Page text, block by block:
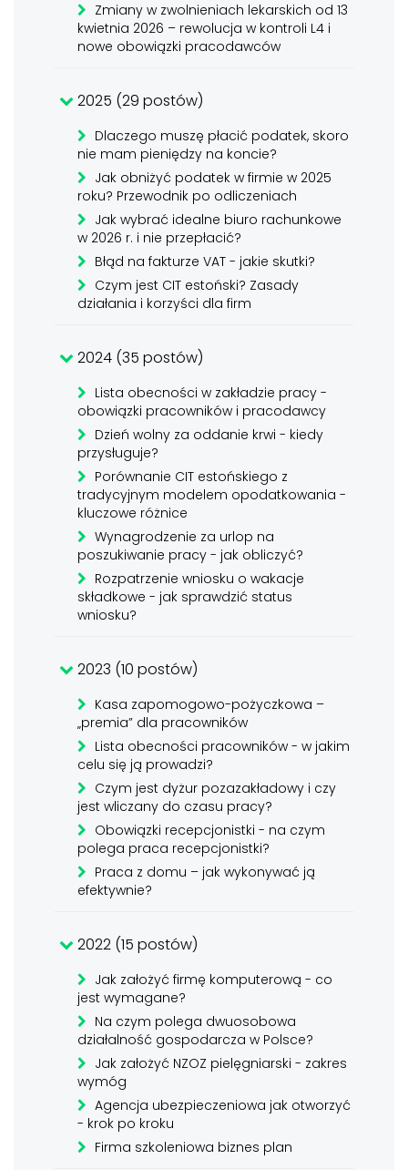
Zmiany w zwolnieniach lekarskich od 13
kwietnia 2026 – rewolucja w kontroli L4 i
nowe obowiązki pracodawców
2025 (29 postów)
Dlaczego muszę płacić podatek, skoro
nie mam pieniędzy na koncie?
Jak obniżyć podatek w firmie w 2025
roku? Przewodnik po odliczeniach
Jak wybrać idealne biuro rachunkowe
w 2026 r. i nie przepłacić?
Błąd na fakturze VAT - jakie skutki?
Czym jest CIT estoński? Zasady
działania i korzyści dla firm
2024 (35 postów)
Lista obecności w zakładzie pracy -
obowiązki pracowników i pracodawcy
Dzień wolny za oddanie krwi - kiedy
przysługuje?
Porównanie CIT estońskiego z
tradycyjnym modelem opodatkowania -
kluczowe różnice
Wynagrodzenie za urlop na
poszukiwanie pracy - jak obliczyć?
Rozpatrzenie wniosku o wakacje
składkowe - jak sprawdzić status
wniosku?
2023 (10 postów)
Kasa zapomogowo-pożyczkowa –
„premia” dla pracowników
Lista obecności pracowników - w jakim
celu się ją prowadzi?
Czym jest dyżur pozazakładowy i czy
jest wliczany do czasu pracy?
Obowiązki recepcjonistki - na czym
polega praca recepcjonistki?
Praca z domu – jak wykonywać ją
efektywnie?
2022 (15 postów)
Jak założyć firmę komputerową - co
jest wymagane?
Na czym polega dwuosobowa
działalność gospodarcza w Polsce?
Jak założyć NZOZ pielęgniarski - zakres
wymóg
Agencja ubezpieczeniowa jak otworzyć
- krok po kroku
Firma szkoleniowa biznes plan